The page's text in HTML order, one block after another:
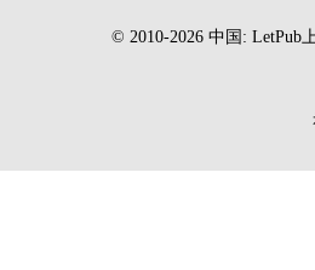
© 2010-2026 中国: LetPub